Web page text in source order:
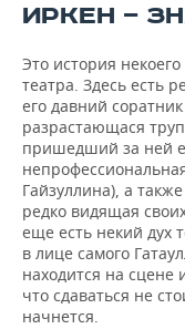
ИРКЕН —
Это история
театра. Здесь есть
его давний
разрастающася
пришедший за ней
Гайзуллина), а
редко видящая
еще есть некий дух
в лице самого
находится на сцене
что сдаваться не
начнется.